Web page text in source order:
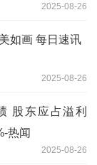
2025-08-26
如画 每日速讯
2025-08-26
股东应占溢利
热闻
2025-08-26